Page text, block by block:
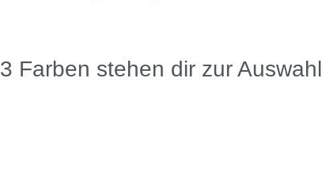
3 Farben stehen dir zur Auswahl